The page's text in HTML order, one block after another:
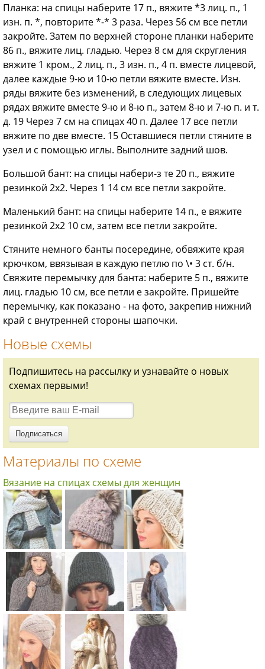
Планка: на спицы наберите 17 п., вяжите *3 лиц. п., 1
изн. п. *, повторите *-* 3 раза. Через 56 см все петли
закройте. Затем по верхней стороне планки наберите
86 п., вяжите лиц. гладью. Через 8 см для скругления
вяжите 1 кром., 2 лиц. п., 3 изн. п., 4 п. вместе лицевой,
далее каждые 9-ю и 10-ю петли вяжите вместе. Изн.
ряды вяжите без изменений, в следующих лицевых
рядах вяжите вместе 9-ю и 8-ю п., затем 8-ю и 7-ю п. и т.
д. 19 Через 7 см на спицах 40 п. Далее 17 все петли
вяжите по две вместе. 15 Оставшиеся петли стяните в
узел и с помощью иглы. Выполните задний шов.
Большой бант: на спицы набери-з те 20 п., вяжите
резинкой 2x2. Через 1 14 см все петли закройте.
Маленький бант: на спицы наберите 14 п., е вяжите
резинкой 2x2 10 см, затем все петли закройте.
Стяните немного банты посередине, обвяжите края
крючком, ввязывая в каждую петлю по \• 3 ст. б/н.
Свяжите перемычку для банта: наберите 5 п., вяжите
лиц. гладью 10 см, все петли е закройте. Пришейте
перемычку, как показано - на фото, закрепив нижний
край с внутренней стороны шапочки.
Новые схемы
Подпишитесь на рассылку и узнавайте о новых
схемах первыми!
Материалы по схеме
Вязание на спицах схемы для женщин
Схема:
комплект из
шарфа с
кистями и
шапкой с
отворотом
вязание
Схема:
шапка с
косами и
меховым
помпоном
вязание
спицами для
Схема:
объемная
шапочка с
отворотом
вязание
спицами для
женщин
Схема:
серая
накидка с
Схема:
простая
мужская
Схема:
свободная
шапка с